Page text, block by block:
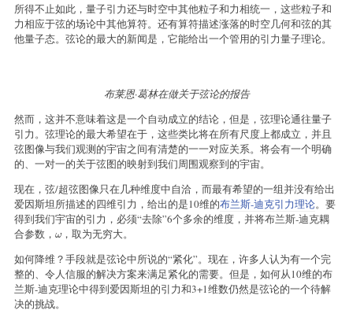
所得不止如此，量子引力还与时空中其他粒子和力相统一，这些粒子和
力相应于弦的场论中其他算符。还有算符描述涨落的时空几何和弦的其
他量子态。弦论的最大的新闻是，它能给出一个管用的引力量子理论。
布莱恩·葛林在做关于弦论的报告
然而，这并不意味着这是一个自动成立的结论，但是，弦理论通往量子
引力。弦理论的最大希望在于，这些类比将在所有尺度上都成立，并且
弦图像与我们观测的宇宙之间有清楚的一一对应关系。将会有一个明确
的、一对一的关于弦图的映射到我们周围观察到的宇宙。
现在，弦/超弦图像只在几种维度中自洽，而最有希望的一组并没有给出
爱因斯坦所描述的四维引力，给出的是10维的布兰斯-迪克引力理论。要
得到我们宇宙的引力，必须“去除”6个多余的维度，并将布兰斯-迪克耦
合参数， ω
ω ，取为无穷大。
如何降维？手段就是弦论中所说的“紧化”。现在，许多人认为有一个完
整的、令人信服的解决方案来满足紧化的需要。但是，如何从10维的布
兰斯-迪克理论中得到爱因斯坦的引力和3+1维数仍然是弦论的一个待解
决的挑战。